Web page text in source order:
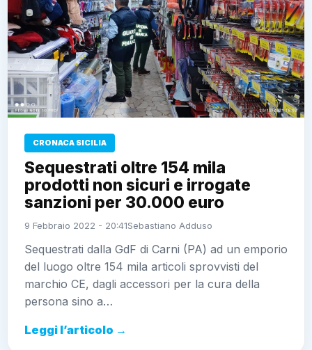
CRONACA SICILIA
Sequestrati oltre 154 mila prodotti
non sicuri e irrogate sanzioni per
30.000 euro
9 Febbraio 2022 - 20:41 Sebastiano Adduso
Sequestrati dalla GdF di Carni (PA) ad un emporio
del luogo oltre 154 mila articoli sprovvisti del marchio
CE, dagli accessori per la cura della persona sino
a…
Leggi l’articolo →